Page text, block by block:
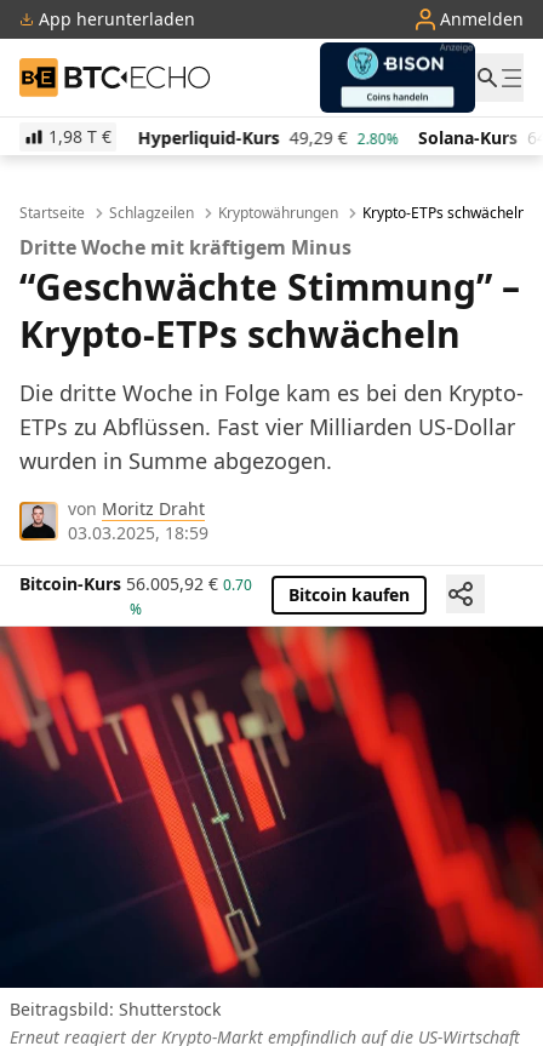
App herunterladen Anmelden
BTC-ECHO
1,98 T €
Hyperliquid-Kurs 49,29 € 2.80% Solana-Kurs 64,05 € 0.00%
Startseite Schlagzeilen Kryptowährungen Krypto-ETPs schwächeln:
Dritte Woche mit kräftigem Minus
“Geschwächte Stimmung” –
Krypto-ETPs schwächeln
Die dritte Woche in Folge kam es bei den Krypto-
ETPs zu Abflüssen. Fast vier Milliarden US-Dollar
wurden in Summe abgezogen.
von Moritz Draht
03.03.2025, 18:59
Bitcoin-Kurs 56.005,92 € 0.70
%
Bitcoin kaufen
Beitragsbild: Shutterstock
Erneut reagiert der Krypto-Markt empfindlich auf die US-Wirtschaft